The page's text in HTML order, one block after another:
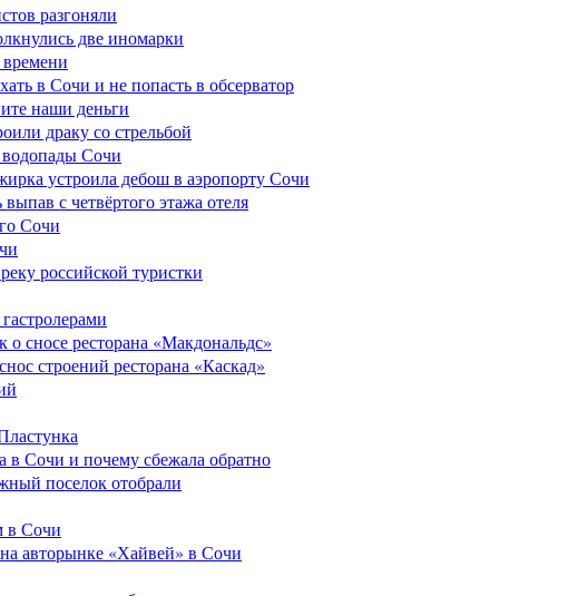
разгоняли
две иномарки
в Сочи и не попасть в обсерватор
наши деньги
драку со стрельбой
Сочи
устроила дебош в аэропорту Сочи
с четвёртого этажа отеля
Сочи
российской туристки
сносе ресторана «Макдональдс»
строений ресторана «Каскад»
в Сочи и почему сбежала обратно
поселок отобрали
в Сочи
на авторынке «Хайвей» в Сочи